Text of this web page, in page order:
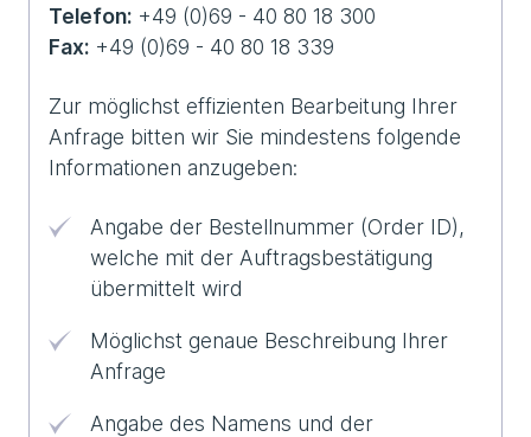
Telefon: +49 (0)69 - 40 80 18 300
Fax: +49 (0)69 - 40 80 18 339
Zur möglichst effizienten Bearbeitung Ihrer
Anfrage bitten wir Sie mindestens folgende
Informationen anzugeben:
Angabe der Bestellnummer (Order ID),
welche mit der Auftragsbestätigung
übermittelt wird
Möglichst genaue Beschreibung Ihrer
Anfrage
Angabe des Namens und der